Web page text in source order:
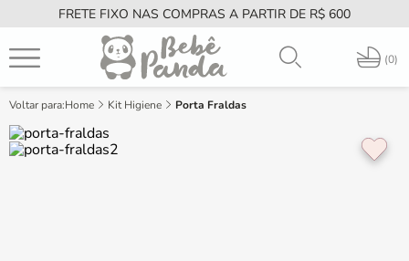
FRETE FIXO NAS COMPRAS A PARTIR DE R$ 600
0
Home Kit Higiene Porta Fraldas
PT